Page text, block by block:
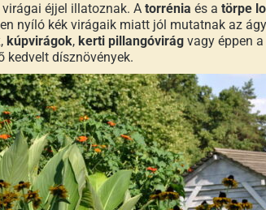
virágai éjjel illatoznak. A torrénia és a törpe
nyíló kék virágaik miatt jól mutatnak az
, kúpvirágok, kerti pillangóvirág vagy éppen a
kedvelt dísznövények.